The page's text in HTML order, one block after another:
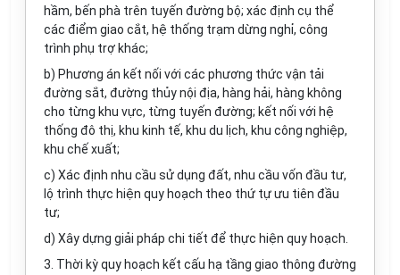
hầm, bến phà trên tuyến đường bộ; xác định cụ thể
các điểm giao cắt, hệ thống trạm dừng nghỉ, công
trình phụ trợ khác;
b) Phương án kết nối với các phương thức vận tải
đường sắt, đường thủy nội địa, hàng hải, hàng không
cho từng khu vực, từng tuyến đường; kết nối với hệ
thống đô thị, khu kinh tế, khu du lịch, khu công nghiệp,
khu chế xuất;
c) Xác định nhu cầu sử dụng đất, nhu cầu vốn đầu tư,
lộ trình thực hiện quy hoạch theo thứ tự ưu tiên đầu
tư;
d) Xây dựng giải pháp chi tiết để thực hiện quy hoạch.
3. Thời kỳ quy hoạch kết cấu hạ tầng giao thông đường